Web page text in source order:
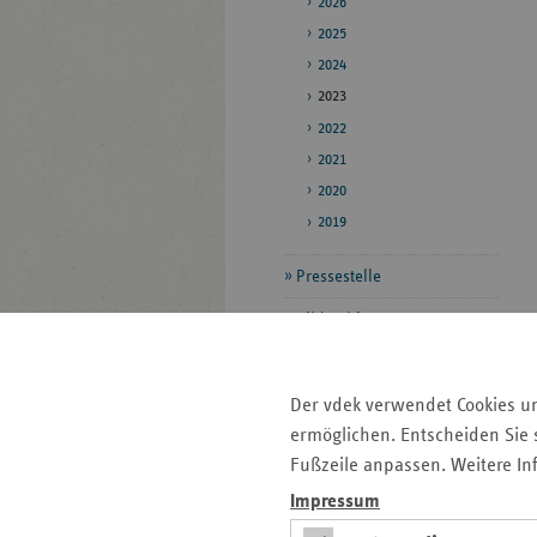
Der vdek verwendet Cookies
ermöglichen. Entscheiden
Fußzeile anpassen. Weitere
Impressum
2025
2024
2023
2022
2021
2020
2019
Pressestelle
Seitenleiste
mit
weiteren
Informationen
Auf einen Blick
Pressemitteilungen
Antragsunterlagen und